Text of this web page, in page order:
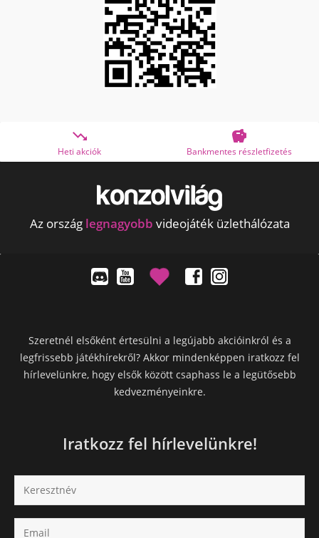
Bankmentes részletfizetés OTP Online
Az ország legnagyobb videojáték üzlethálózata
Szeretnél elsőként értesülni a legújabb akcióinkról és a
legfrissebb játékhírekről? Akkor mindenképpen iratkozz fel
hírlevelünkre, hogy elsők között csaphass le a legütősebb
kedvezményeinkre.
Iratkozz fel hírlevelünkre!